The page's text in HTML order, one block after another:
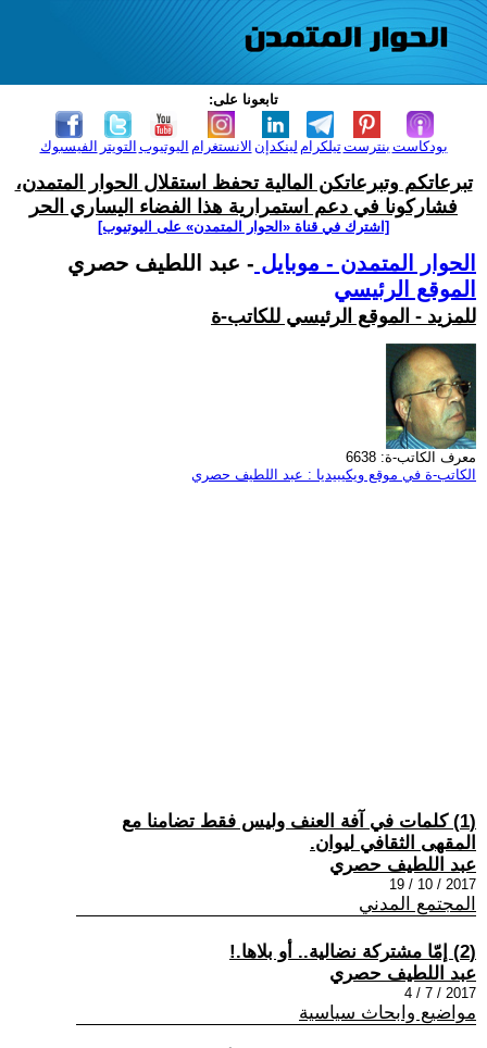
تابعونا على:
الفيسبوك التويتر اليوتيوب الانستغرام لينكدإن تيلكرامبنترست بودكاست
تبرعاتكم وتبرعاتكن المالية تحفظ استقلال الحوار المتمدن،
فشاركونا في دعم استمرارية هذا الفضاء اليساري الحر
[اشترك في قناة ‫«الحوار المتمدن» على اليوتيوب]
الحوار المتمدن - موبايل - عبد اللطيف حصري
الموقع الرئيسي
للمزيد - الموقع الرئيسي للكاتب-ة
معرف الكاتب-ة: 6638
الكاتب-ة في موقع ويكيبيديا : عبد اللطيف حصري
(1) كلمات في آفة العنف وليس فقط تضامنا مع
المقهى الثقافي ليوان.
عبد اللطيف حصري
2017 / 10 / 19
المجتمع المدني
(2) إمّا مشتركة نضالية.. أو بلاها.!
عبد اللطيف حصري
2017 / 7 / 4
مواضيع وابحاث سياسية